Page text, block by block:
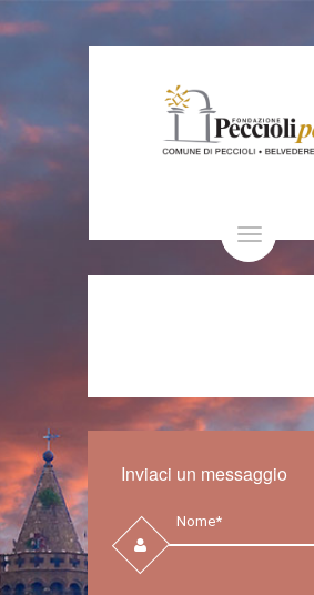
Toggle
navigation
Inviaci un messaggio